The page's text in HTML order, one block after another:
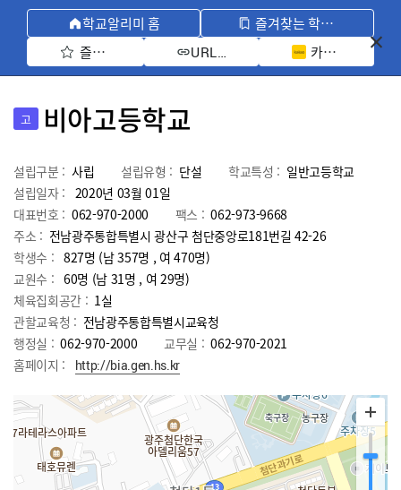
학교알리미 홈
즐겨찾는 학교 모아보기
즐겨찾기 선택
URL 복사 카카오톡 공유
고 비아고등학교
설립구분 : 사립 설립유형 : 단설 학교특성 : 일반고등학교
설립일자 : 2020년 03월 01일
대표번호 : 062-970-2000 팩스 : 062-973-9668
주소 : 전남광주통합특별시 광산구 첨단중앙로181번길 42-26
학생수 : 827명 (남 357명 , 여 470명)
교원수 : 60명 (남 31명 , 여 29명)
체육집회공간 : 1실
관할교육청 : 전남광주통합특별시교육청
행정실 : 062-970-2000 교무실 : 062-970-2021
홈페이지 :
http://bia.gen.hs.kr